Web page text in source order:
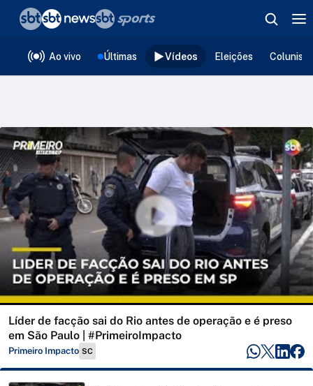
Ao vivo Últimas Vídeos Eleições
Líder de facção sai do Rio antes de operação e é preso
em São Paulo | #PrimeiroImpacto
Primeiro Impacto SC
❮voltar
Editorias